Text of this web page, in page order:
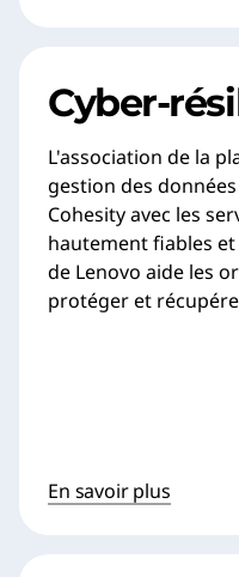
Cyber-
L'association de la
gestion des
Cohesity avec les
hautement fiables
de Lenovo aide les
protéger et
En savoir plus